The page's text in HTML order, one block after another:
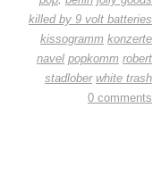
killed by 9 volt batteries
kissogramm konzerte
navel popkomm robert
stadlober white trash
0 comments